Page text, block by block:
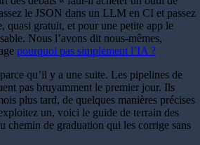
le JSON dans un LLM en CI et passez
quasi gratuit, et pour une petite app le
Nous l’avons dit nous-mêmes,
pourquoi pas simplement l’IA ?
qu’il y a une suite. Les pipelines de
pas bruyamment le premier jour. Ils
plus tard, de quelques manières précises
un, voici le guide de terrain des
chemin de graduation qui les corrige sans